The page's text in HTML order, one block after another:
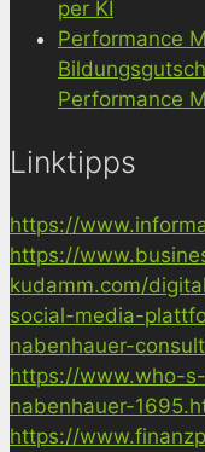
per KI
Performance
Performance
Linktipps
https://
https://
kudamm.com/
social-media-
nabenhauer-
https://www.who-
nabenhauer-
https://